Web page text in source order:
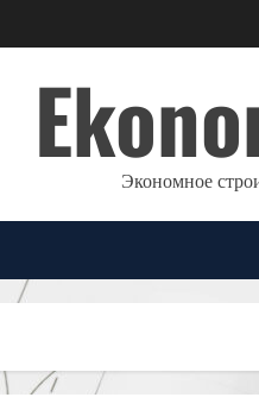
Экономное